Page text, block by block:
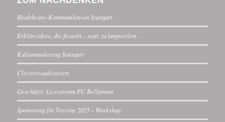
Healthcare-Kommunikation Stuttgart
Erklärvideos, die fesseln – statt zu langweilen.
Kulturmarketing Stuttgart
Clevervisualisieren
Geschützt: Livestream FC Bellamont
Sponsoring für Vereine 2025 – Workshop